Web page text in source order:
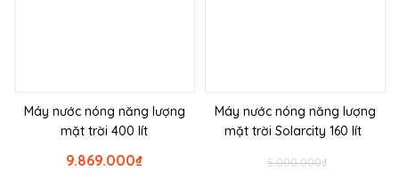
Máy nước nóng năng lượng
mặt trời 400 lít
₫
9.869.000
Máy nước nóng năng lượng
mặt trời Solarcity 160 lít
₫
5.000.000